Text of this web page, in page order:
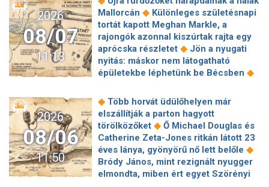
Államkincstár-támadás: Örülhetünk,
hogy nem történik hasonló minden
nap◆Elképesztő növekedést
villantott a SpaceX, mégis megijedtek
a befektetők
látványt nyújt Nagymarosnál a Duna◆
Kiderült, mi van a robotmobil testében
◆Sötétbe burkolóznak a Media Markt
áruházak◆Energiatakarékos
működésre állt át a Debreceni
Közlekedési Zrt. az energiaválság
miatt◆Nagyon súlyos lehet az
közzétett képek alapján a támadó
gyakorlatilag ahhoz férhetett hozzá,
amihez akart◆ Az Alibaba bedobta
az AI-atombombát◆Életbe lépett az
EU-s AI-törvény új szakasza:
veszélyben lehetnek a felkészületlen
HR-osztályok
2026
08/07
11:13
Mallorcán ◆ Különleges születésnapi
tortát kapott Meghan Markle, a
rajongók azonnal kiszúrtak rajta egy
aprócska részletet ◆ Jön a nyugati
nyitás: máskor nem látogatható
épületekbe léphetünk be Bécsben ◆
Andornak
Fipresci Nagydíjra
jelölték Enyedi Ildikó szépséges
filmjét◆Véget ért a közös munka!
Balogh Levente elbúcsúzott Az
álommeló győztesétől
◆ 4 csillagjegy,
akinek teljesül a legnagyobb
kívánsága a közeljövőben: egy
őrangyal fogja őket ebben segíteni ◆
2026
08/06
11:50
◆ Több horvát üdülőhelyen már
elszállítják a parton hagyott
törölközőket ◆ Ő Michael Douglas és
Catherine Zeta-Jones ritkán látott 23
éves lánya, gyönyörű nő lett belőle ◆
Bródy János, mint rezignált nyugger
elmondta, miben ért egyet Szörényi